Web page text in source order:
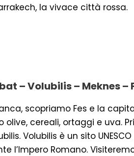
la vivace città rossa.
– Volubilis – Meknes –
scopriamo Fes e la
cereali, ortaggi e uva.
Volubilis è un sito
l’Impero Romano.